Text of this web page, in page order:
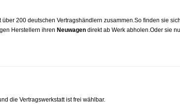
200 deutschen Vertragshändlern zusammen.So finden sie
Herstellern ihren Neuwagen direkt ab Werk abholen.Oder sie
die Vertragswerkstatt ist frei wählbar.